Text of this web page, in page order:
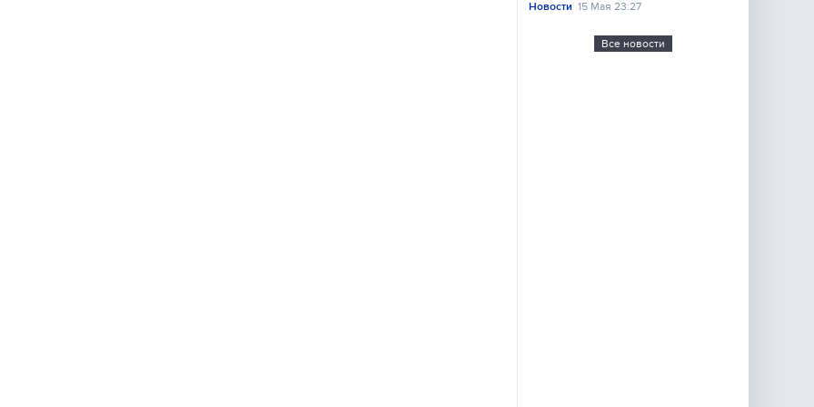
Новости 15 Мая 23:27
Все новости